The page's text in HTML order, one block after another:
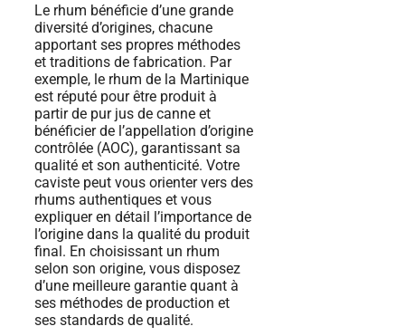
Le rhum bénéficie d’une grande
diversité d’origines, chacune
apportant ses propres méthodes
et traditions de fabrication. Par
exemple, le rhum de la Martinique
est réputé pour être produit à
partir de pur jus de canne et
bénéficier de l’appellation d’origine
contrôlée (AOC), garantissant sa
qualité et son authenticité. Votre
caviste peut vous orienter vers des
rhums authentiques et vous
expliquer en détail l’importance de
l’origine dans la qualité du produit
final. En choisissant un rhum
selon son origine, vous disposez
d’une meilleure garantie quant à
ses méthodes de production et
ses standards de qualité.